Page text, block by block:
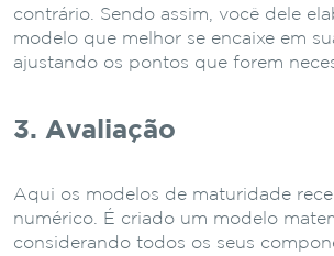
contrário. Sendo assim, você dele
modelo que melhor se encaixe em
ajustando os pontos que forem
3. Avaliação
Aqui os modelos de maturidade
numérico. É criado um modelo
considerando todos os seus